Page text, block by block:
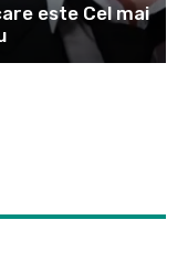
este Cel mai